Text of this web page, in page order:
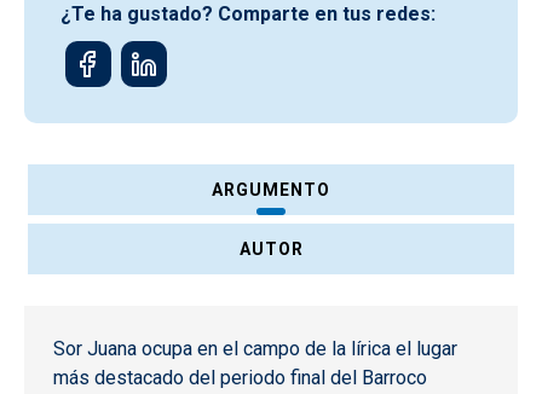
¿Te ha gustado? Comparte en tus redes:
ARGUMENTO
AUTOR
Sor Juana ocupa en el campo de la lírica el lugar
más destacado del periodo final del Barroco